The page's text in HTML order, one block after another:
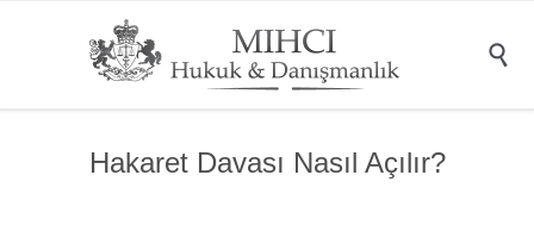

Hakaret Davası Nasıl Açılır?